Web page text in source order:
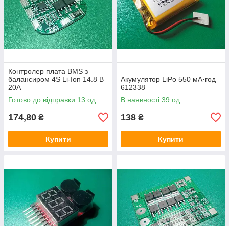
Контролер плата BMS з
балансиром 4S Li-Ion 14.8 В
20A
Готово до відправки 13 од.
174,80 ₴
Купити
Акумулятор LiPo 550 мА·год
612338
В наявності 39 од.
138 ₴
Купити